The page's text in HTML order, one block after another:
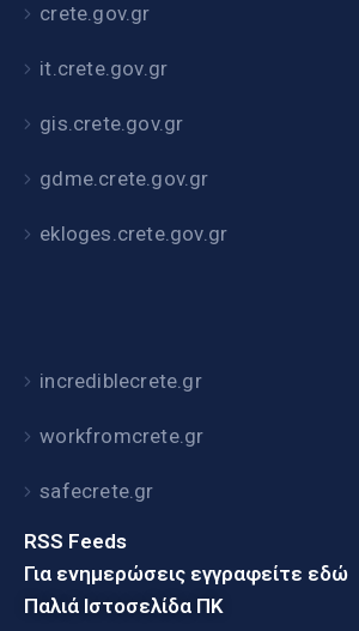
crete.gov.gr
it.crete.gov.gr
gis.crete.gov.gr
gdme.crete.gov.gr
ekloges.crete.gov.gr
incrediblecrete.gr
workfromcrete.gr
safecrete.gr
RSS Feeds
Για ενημερώσεις εγγραφείτε εδώ
Παλιά Ιστοσελίδα ΠΚ